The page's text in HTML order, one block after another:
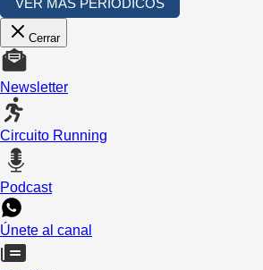
VER MÁS PERIÓDICOS
Cerrar
Newsletter
Circuito Running
Podcast
Únete al canal